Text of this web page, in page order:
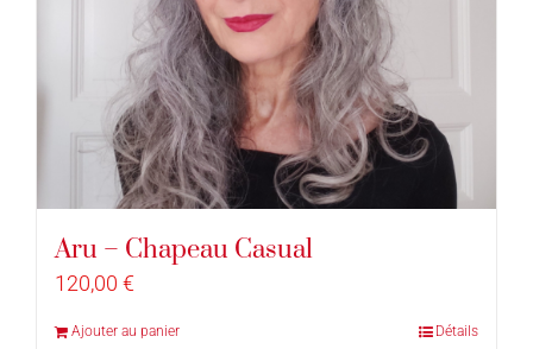
Aru – Chapeau Casual
120,00 €
Ajouter au panier Détails